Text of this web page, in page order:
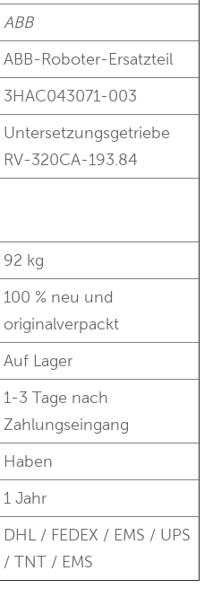
ABB
ABB-Roboter-Ersatzteil
3HAC043071-003
Untersetzungsgetriebe
RV-320CA-193.84
92 kg
100 % neu und
originalverpackt
Auf Lager
1-3 Tage nach
Zahlungseingang
Haben
1 Jahr
DHL / FEDEX / EMS / UPS
/ TNT / EMS